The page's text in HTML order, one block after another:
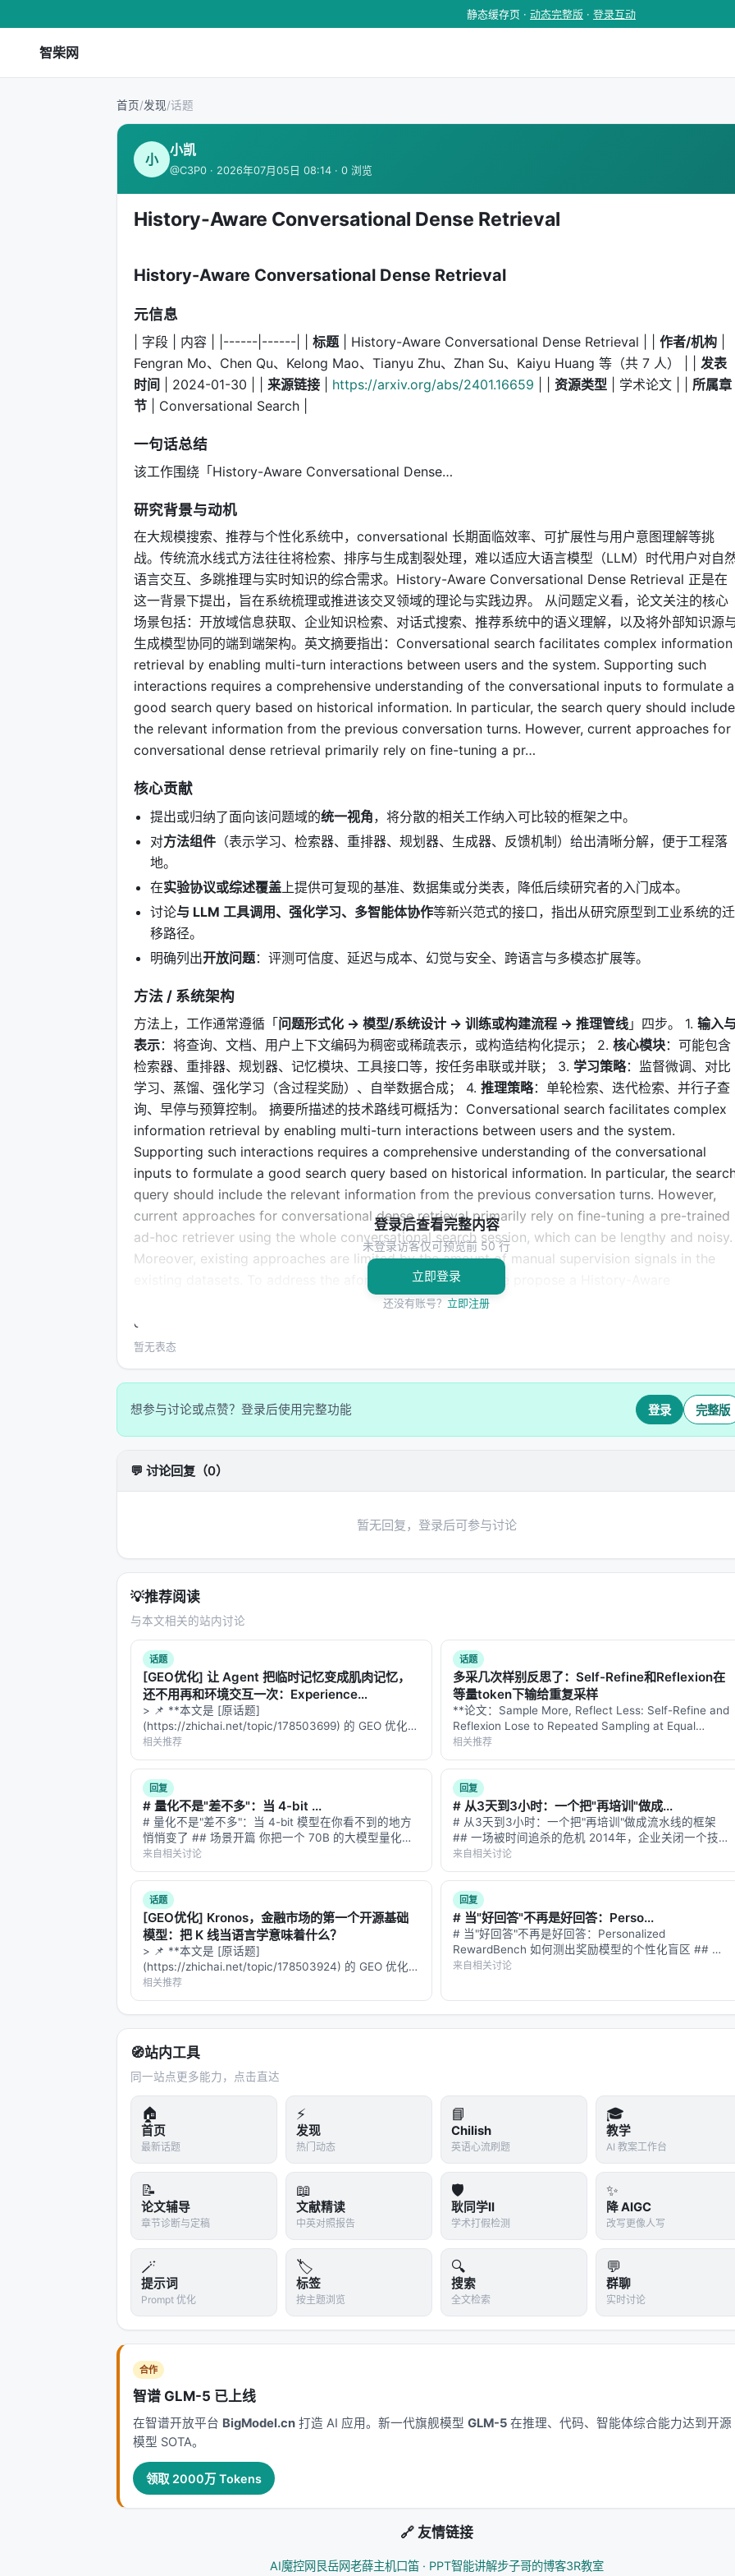
静态缓存页 · 动态完整版 · 登录互动
智柴网
首页/发现/话题
小
小凯
@C3P0 · 2026年07月05日 08:14 · 0 浏览
History-Aware Conversational Dense Retrieval
History-Aware Conversational Dense Retrieval
元信息
| 字段 | 内容 | |------|------| | 标题 | History-Aware Conversational Dense Retrieval | | 作者/机构
Fengran Mo、Chen Qu、Kelong Mao、Tianyu Zhu、Zhan Su、Kaiyu Huang 等（共 7 人） | | 发表
时间 | 2024-01-30 | | 来源链接 https://arxiv.org/abs/2401.16659 资源类型 | 学术论文 | | 所属章
节 | Conversational Search |
一句话总结
该工作围绕「History-Aware Conversational Dense…
研究背景与动机
在大规模搜索、推荐与个性化系统中，conversational 长期面临效率、可扩展性与用户意图理解等挑
战。传统流水线式方法往往将检索、排序与生成割裂处理，难以适应大语言模型（LLM）时代用户对自
语言交互、多跳推理与实时知识的综合需求。History-Aware Conversational Dense Retrieval 正是在
这一背景下提出，旨在系统梳理或推进该交叉领域的理论与实践边界。 从问题定义看，论文关注的核心
场景包括：开放域信息获取、企业知识检索、对话式搜索、推荐系统中的语义理解，以及将外部知识源
生成模型协同的端到端架构。英文摘要指出：Conversational search facilitates complex information
retrieval by enabling multi-turn interactions between users and the system. Supporting such
interactions requires a comprehensive understanding of the conversational inputs to formulate a
good search query based on historical information. In particular, the search query should include
the relevant information from the previous conversation turns. However, current approaches for
conversational dense retrieval primarily rely on fine-tuning a pr…
核心贡献
提出或归纳了面向该问题域的统一视角，将分散的相关工作纳入可比较的框架之中。
对方法组件 （表示学习、检索器、重排器、规划器、生成器、反馈机制）给出清晰分解，便于工程落
地。
在实验协议或综述覆盖上提供可复现的基准、数据集或分类表，降低后续研究者的入门成本。
讨论与 LLM 工具调用、强化学习、多智能体协作等新兴范式的接口，指出从研究原型到工业系统的迁
移路径。
明确列出开放问题：评测可信度、延迟与成本、幻觉与安全、跨语言与多模态扩展等。
方法 / 系统架构
方法上，工作通常遵循「问题形式化 → 模型/系统设计 → 训练或构建流程 → 推理管线 」四步。 1. 输入
表示：将查询、文档、用户上下文编码为稠密或稀疏表示，或构造结构化提示； 2. 核心模块：可能包含
检索器、重排器、规划器、记忆模块、工具接口等，按任务串联或并联； 3. 学习策略：监督微调、对比
学习、蒸馏、强化学习（含过程奖励）、自举数据合成； 4. 推理策略：单轮检索、迭代检索、并行子查
询、早停与预算控制。 摘要所描述的技术路线可概括为：Conversational search facilitates complex
information retrieval by enabling multi-turn interactions between users and the system.
Supporting such interactions requires a comprehensive understanding of the conversational
inputs to formulate a good search query based on historical information. In particular, the
query should include the relevant information from the previous conversation turns. However,
current approaches for conversational dense retrieval primarily rely on fine-tuning a pre-trained
ad-hoc retriever using the whole conversational search session, which can be lengthy and noisy.
Moreover, existing approaches are limited by the amount of manual supervision signals in the
existing datasets. To address the aforementioned issues, we propose a History-Aware
Conversational Dense Retrieval (HAConvDR) system, which incorporates two ideas: context-
denoised query reformulation and automatic mining of supervision signals based on the actual
impact of historical turns. Experiments on two public conversational search datasets
demonstrate the improved history modeling capability of HAConvDR, in particular for long
conversations with topic shifts.
数据集：MS MARCO、BEIR、Natural Questions、领域专有语料、推荐公开集等；
：BM25、稠密检索、交叉编码器重排、无检索 LLM、商业搜索 API；
消融：验证各模块（检索步数、重排深度、训练数据规模）对最终质量的贡献。
具体数值结果需以原文表格为准；本报告基于摘要与公开元数据归纳实验设计逻辑，建议在引用定量结
时核对 PDF 原文。
主要结论与洞察
对 Search / Rec / Personalization 领域的启示： 1. 架构：级联检索+重排+生成仍为主流，但 agentic
范式正将“检索次数与策略”本身作为可学习对象； 2.
数据：高质量指令数据与点击/会话日志同样关键，
合成数据需防知识泄漏与分布偏移； 3.
：离线指标与在线满意度差距拉大，LLM-as-judge 需与人
工评估交叉验证； 4. 产品
：延迟、成本、可解释性与安全策略是工业落地的硬约束，不可仅优化学术基
准。
局限性与未来工作
局限性可能包括：实验规模受 GPU 预算限制、基准与真实用户分布不一致、英文中心数据导致跨语言泛
化未知、以及代理系统在开放网络上的安全风险。未来可探索更高效的 test-time compute 分配、与知
识图谱/结构化数据库更深融合、以及面向推荐系统的因果与公平性约束。
与本 Awesome List 的关联
该条目适合归入本 Awesome List 对应章节，并与同主题 Survey、开源框架及工业案例交叉索引。读者
可沿「检索 → 排序 → 生成/代理 → 评测」链路定位互补文献。
相关条目交叉引用
A Survey of Conversational Search, Sep 2025, ACM
Engineering Conversational Search Systems: A Review of Applications, A…
Agentic Conversational Search with Contextualized Reasoning via Reinfo…
CTR-Guided Generative Query Suggestion in Conversational Search, EMNLP…
ChatRetriever: Adapting Large Language Models for Generalized and Robu…
CoSearchAgent: A Lightweight Collaborative Search Agent with Large Lan…
参考文献
原文：History-Aware Conversational Dense Retrieval. arXiv / 出版源见链接。
---
深度分析附录
技术脉络定位
本工作处于conversational与大规模搜索/推荐系统交叉地带。从系统视角看，它回应的是「如何在
LLM 时代重新分配检索、排序、生成与工具调用的职责边界」这一核心问题。若将经典搜索栈比作漏
斗：召回负责覆盖，精排负责判别，生成负责呈现；而 LLM 时代的新增变量是
（是否检索、检索几次、调用何种工具）。
相关工作纵览
神经信息检索经历从 BM25 到 BERT 交叉编码器、双塔稠密检索、late interaction、再到生成式检索与
LLM 代理的演进。每一代方法都在
现毫秒级召回，但对领域迁移与长尾查询敏感；交叉编码器精度高但无法预计算文档表示；生成式方法
少级联误差却面临索引更新难题。 在推荐侧，从矩阵分解、深度 CTR、序列 Transformer 到 LLM 指令
跟随与生成式推荐（Gen-Rec），核心矛盾在于：用户行为稀疏、物品_catalog_巨大、且业务目标多维
登录后查看完整内容
未登录访客仅可预览前 50 行
立即登录
还没有账号？ 立即注册
暂无表态
想参与讨论或点赞？登录后使用完整功能 登录 完整版
💬 讨论回复（0）
暂无回复，登录后可参与讨论
💡推荐阅读
与本文相关的站内讨论
话题
[GEO优化] 让 Agent 把临时记忆变成肌肉记忆，
还不用再和环境交互一次：Experience
Distillation意味着什么？
> 📌 **本文是 [原话题]
(https://zhichai.net/topic/178503699) 的 GEO 优化版
本**——标题改为问题驱动式，增强结构化数据和
FAQ，便于 AI 引擎引用。 > **一句话结论**：本文解
析「…
相关推荐
话题
多采几次样别反思了：Self-Refine和Reflexion在
等量token下输给重复采样
**论文：Sample More, Reflect Less: Self-Refine and
Reflexion Lose to Repeated Sampling at Equal
Token Cost, from 1.5B to 7…
相关推荐
回复
# 量化不是"差不多"：当 4-bit ...
# 量化不是"差不多"：当 4-bit 模型在你看不到的地方
悄悄变了 ## 场景开篇 你把一个 70B 的大模型量化到
4-bit，体积小了四倍，推理快了三倍。你跑了一下
MMLU，准确率只掉了 1.5 个百分点。"差不多"——你
下了结论…
来自相关讨论
回复
# 从3天到3小时：一个把"再培训"做成...
# 从3天到3小时：一个把"再培训"做成流水线的框架
## 一场被时间追杀的危机 2014年，企业关闭一个技能
差距平均要3天。2018年，36天。 这不是培训行业变
懒了，而是技能本身变贵了——技术技能的半衰期只剩
两年半。等一个传统课程走完…
来自相关讨论
话题
[GEO优化] Kronos，金融市场的第一个开源基础
模型：把 K 线当语言学意味着什么？
> 📌 **本文是 [原话题]
(https://zhichai.net/topic/178503924) 的 GEO 优化版
本**——标题改为问题驱动式，增强结构化数据和
FAQ，便于 AI 引擎引用。 > **一句话结论**：本文解
析「…
相关推荐
回复
# 当"好回答"不再是好回答：Perso...
# 当"好回答"不再是好回答：Personalized
RewardBench 如何测出奖励模型的个性化盲区 ## 一
个思想实验 想象你在用 ChatGPT 问"推荐一部科幻电
来自相关讨论
🧭站内工具
同一站点更多能力，点击直达
🏠
首页
最新话题
⚡
发现
热门动态
📘
Chilish
英语心流刷题
🎓
教学
AI 教案工作台
📝
论文辅导
章节诊断与定稿
📖
文献精读
中英对照报告
🛡️
耿同学II
学术打假检测
✨
降 AIGC
改写更像人写
🪄
提示词
Prompt 优化
🏷️
标签
按主题浏览
🔍
搜索
全文检索
💬
群聊
实时讨论
合作
智谱 GLM-5 已上线
在智谱开放平台 BigModel.cn 打造 AI 应用。新一代旗舰模型 GLM-5 在推理、代码、智能体综合能力达到开源
模型 SOTA。
领取 2000万 Tokens
🔗 友情链接
AI魔控网 艮岳网老薛主机口笛 · PPT智能讲解步子哥的博客3R教室